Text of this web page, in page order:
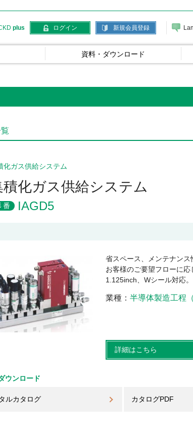
plus ログイン 新規会員登録
資料・ダウンロード
化ガス供給システム
積化ガス供給システム
番 IAGD5
省スペース、メンテナンス
お客様のご要望フローに応
1.125inch、Wシール対応。
業種 半導体製造工程
詳細はこちら
ウンロード
ルカタログ カタログPDF